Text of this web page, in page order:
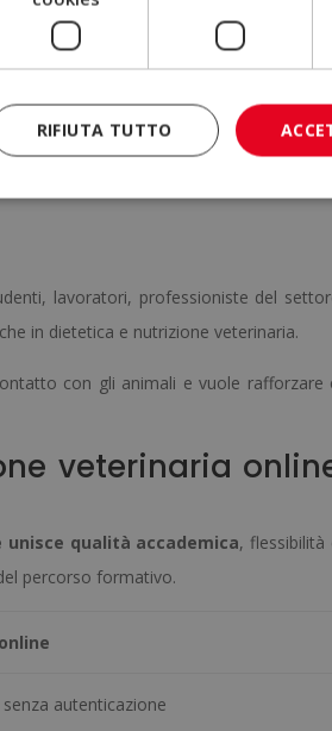
gestazione, allattamento, crescita, età
necessità dell’animale.
e da lavoro, oltre allo studio
animale, con particolare attenzione
lavoratori, professioniste del
in dietetica e nutrizione veterinaria.
con gli animali e vuole rafforzare
veterinaria
qualità accademica, flessibilità
percorso formativo.
autenticazione
RIFIUTA TUTTO